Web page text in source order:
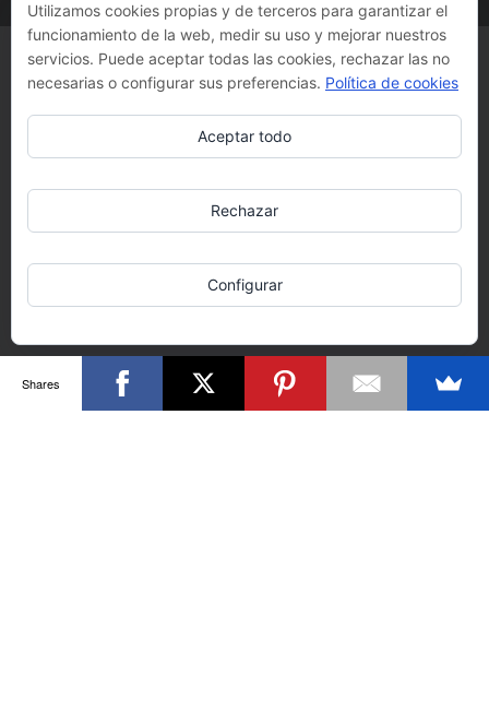
Utilizamos cookies propias y de terceros para garantizar el
funcionamiento de la web, medir su uso y mejorar nuestros
servicios. Puede aceptar todas las cookies, rechazar las no
necesarias o configurar sus preferencias. Política de cookies
Aceptar todo
Rechazar
Configurar
Shares